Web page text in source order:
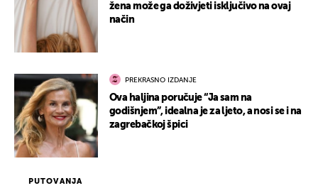
PUTOVANJA
žena može ga doživjeti isključivo na ovaj
način
PREKRASNO IZDANJE
Ova haljina poručuje “Ja sam na
godišnjem”, idealna je za ljeto, a nosi se i na
zagrebačkoj špici